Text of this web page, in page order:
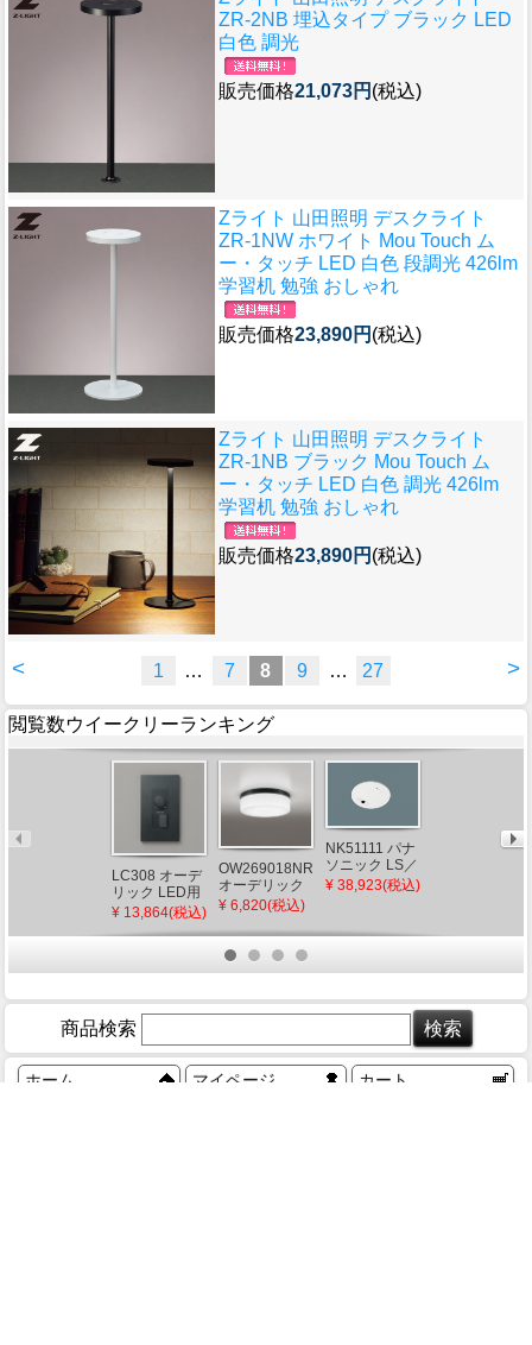
ZR-2NB 埋込タイプ ブラック LED
白色 調光
販売価格21,073円 (税込)
Zライト 山田照明 デスクライト
ZR-1NW ホワイト Mou Touch ム
ー・タッチ LED 白色 段調光 426lm
学習机 勉強 おしゃれ
販売価格23,890円 (税込)
Zライト 山田照明 デスクライト
ZR-1NB ブラック Mou Touch ム
ー・タッチ LED 白色 調光 426lm
学習机 勉強 おしゃれ
販売価格23,890円 (税込)
< >
1 … 7 8 9 … 27
閲覧数ウイークリーランキング
LC308 オーデ
リック LED用
PWM調光器
15A ブラック
¥ 13,864(税込)
OW269018NR
オーデリック
浴室灯 φ312
LED（昼白
色）
¥ 6,820(税込)
NK51111 パナ
ソニック LS／
PD信号変換イ
ンターフェー
¥ 38,923(税込)
商品検索
ホーム マイページ カート